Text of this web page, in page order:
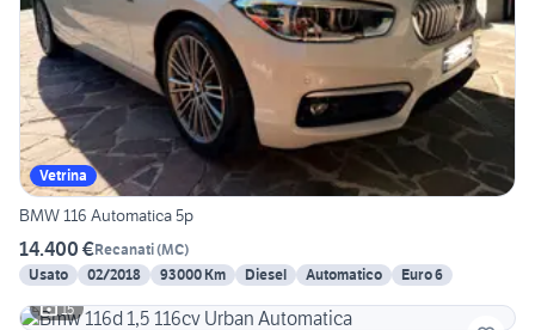
Vetrina
BMW 116 Automatica 5p
14.400 €Recanati(MC)
Usato
02/2018 93000 Km Diesel Automatico
Euro 6
15